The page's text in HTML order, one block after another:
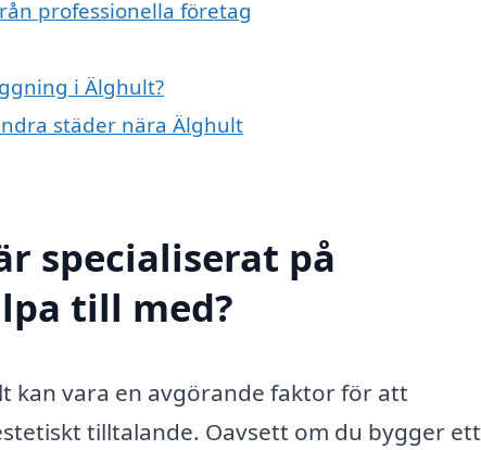
professionella företag
i Älghult?
städer nära Älghult
specialiserat på
till med?
kan vara en avgörande faktor för att
tilltalande. Oavsett om du bygger ett